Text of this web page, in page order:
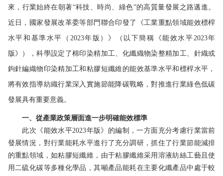
來，行業始終在朝著“科技、時尚、綠色”的高質量發展之路邁進。
近日，國家發展改革委等部門聯合印發了《工業重點領域能效標桿
水平和基準水平（2023年版）》（以下簡稱《能效水平2023年
版》），科學設定了棉印染精加工、化纖織物染整精加工、針織或
鉤針編織物印染精加工和粘膠短纖維的能效基準水平和標桿水平，
將有效指導紡織行業深入實施節能降碳戰略，對推進行業綠色低碳
發展具有重要意義。
一、從產業政策層面進一步明確能效標準
此次《能效水平2023年版》的編制，一方面充分考慮行業當前
發展情況，對行業能耗水平進行了充分調研，抓住了行業節能減排
的重點領域，如粘膠短纖維，由于粘膠纖維采用溶液紡絲工藝且使
用二硫化碳等多種化學品，其噸產品能耗在主要化纖產品中處于較